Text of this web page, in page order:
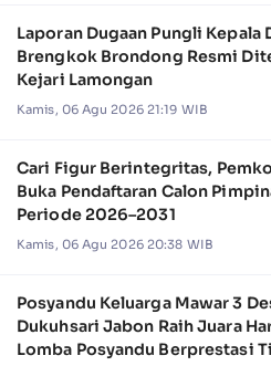
Laporan Dugaan Pungli Kepala
Brengkok Brondong Resmi
Kejari Lamongan
Kamis, 06 Agu 2026 21:19 WIB
Cari Figur Berintegritas,
Buka Pendaftaran Calon
Periode 2026–2031
Kamis, 06 Agu 2026 20:38 WIB
Posyandu Keluarga Mawar 3
Dukuhsari Jabon Raih Juara
Lomba Posyandu Berprestasi